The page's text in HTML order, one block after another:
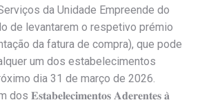
da Unidade Empreende do
de levantarem o respetivo prémio
da fatura de compra), que pode
um dos estabelecimentos
dia 31 de março de 2026.
𝐄𝐬𝐭𝐚𝐛𝐞𝐥𝐞𝐜𝐢𝐦𝐞𝐧𝐭𝐨𝐬 𝐀𝐝𝐞𝐫𝐞𝐧𝐭𝐞𝐬 𝐚̀